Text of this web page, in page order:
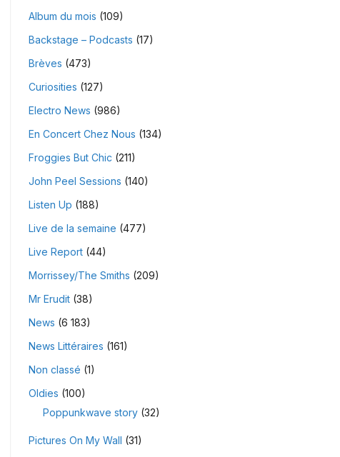
Album du mois (109)
Backstage – Podcasts (17)
Brèves (473)
Curiosities (127)
Electro News (986)
En Concert Chez Nous (134)
Froggies But Chic (211)
John Peel Sessions (140)
Listen Up (188)
Live de la semaine (477)
Live Report(44)
Morrissey/The Smiths (209)
Mr Erudit(38)
News (6 183)
News Littéraires (161)
Non classé (1)
Oldies (100)
Poppunkwave story(32)
Pictures On My Wall (31)